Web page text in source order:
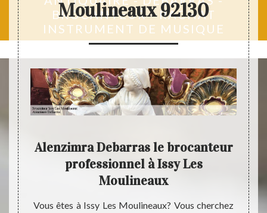
BROCANTEUR - RACHAT
INSTRUMENT DE MUSIQUE
Moulineaux 92130
Alenzimra Debarras le brocanteur
professionnel à Issy Les
Moulineaux
Vous êtes à Issy Les Moulineaux? Vous cherchez